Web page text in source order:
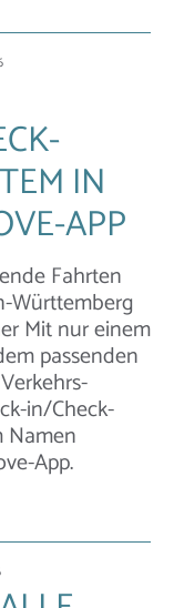
IN
APP
Fahrten
Württemberg
Mit nur einem
passenden
in/Check-
Namen
App.